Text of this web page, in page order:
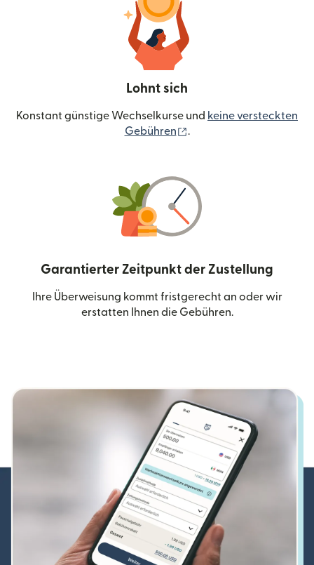
Lohnt sich
Konstant günstige Wechselkurse und keine versteckten
Gebühren
.
Garantierter Zeitpunkt der Zustellung
Ihre Überweisung kommt fristgerecht an oder wir
erstatten Ihnen die Gebühren.